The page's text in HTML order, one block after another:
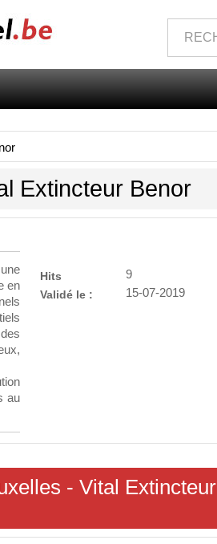
Extincteur Benor
en
au
Hits
9
Validé le :
15-07-2019
- Vital Extincteur